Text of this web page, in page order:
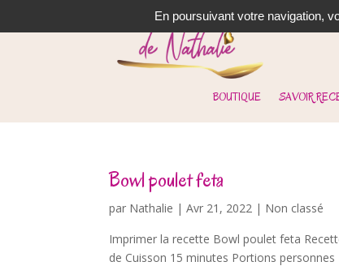
BOUTIQUE SAVOIR
Bowl poulet feta
par Nathalie |Avr 21, 2022 | Non classé
Imprimer la recette Bowl poulet feta
de Cuisson 15 minutes Portions
En poursuivant votre navigation,